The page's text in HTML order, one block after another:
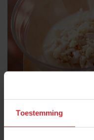
Toestemming
Plantaardige